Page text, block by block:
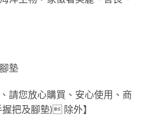
墊
您放心購買、安心使用、商
把及腳墊) 除外】